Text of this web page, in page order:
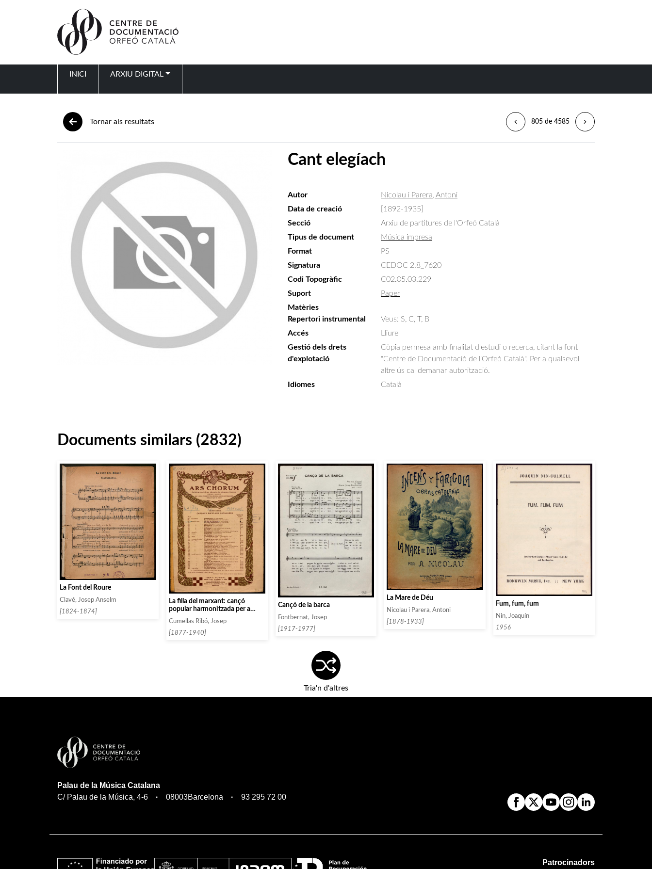
INICI ARXIU DIGITAL
Tornar als resultats 805 de 4585
Cant elegíach
Autor
Nicolau i Parera, Antoni
Data de creació
[1892-1935]
Secció
Arxiu de partitures de l'Orfeó Català
Tipus de document
Música impresa
Format
PS
Signatura
CEDOC 2.8_7620
Codi Topogràfic
C02.05.03.229
Suport
Paper
Matèries
Repertori instrumental
Veus: S, C, T, B
Accés
Lliure
Gestió dels drets
d'explotació
Còpia permesa amb finalitat d'estudi o recerca, citant la font
"Centre de Documentació de l’Orfeó Català". Per a qualsevol
altre ús cal demanar autorització.
Idiomes
Català
Documents similars (2832)
La Font del Roure
Clavé, Josep Anselm
[1824-1874]
La filla del marxant: cançó
popular harmonitzada per a
Cumellas Ribó, Josep
[1877-1940]
Cançó de la barca
Fontbernat, Josep
[1917-1977]
La Mare de Déu
Nicolau i Parera, Antoni
[1878-1933]
Fum, fum, fum
Nin, Joaquín
1956
Tria'n d'altres
Palau de la Música Catalana
C/ Palau de la Música, 4-6
08003Barcelona 93 295 72 00
Patrocinadors